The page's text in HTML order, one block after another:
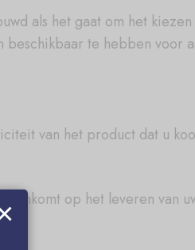
als het gaat om het
beschikbaar te hebben voor
van het product dat u
op het leveren van